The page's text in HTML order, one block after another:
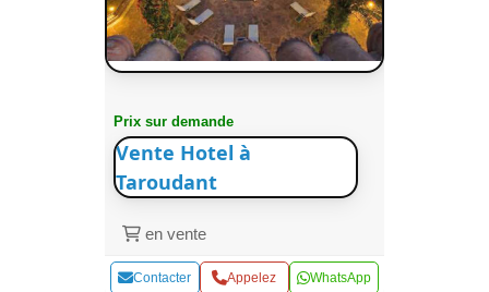
Prix sur demande
Vente Hotel à
Taroudant
en vente
Contacter Appelez WhatsApp